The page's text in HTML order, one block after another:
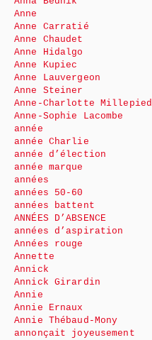
Anne
Anne Carratié
Anne Chaudet
Anne Hidalgo
Anne Kupiec
Anne Lauvergeon
Anne Steiner
Anne-Charlotte Millepied
Anne-Sophie Lacombe
année
année Charlie
année d’élection
année marque
années
années 50-60
années battent
ANNÉES D’ABSENCE
années d’aspiration
Années rouge
Annette
Annick
Annick Girardin
Annie
Annie Ernaux
Annie Thébaud-Mony
annonçait joyeusement